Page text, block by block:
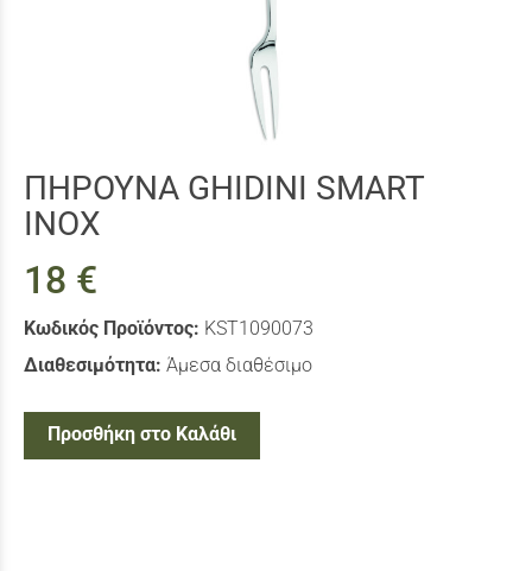
ΠΗΡΟΥΝΑ GHIDINI SMART
INOX
18 €
Κωδικός Προϊόντος: KST1090073
Διαθεσιμότητα: Άμεσα διαθέσιμο
Προσθήκη στο Καλάθι